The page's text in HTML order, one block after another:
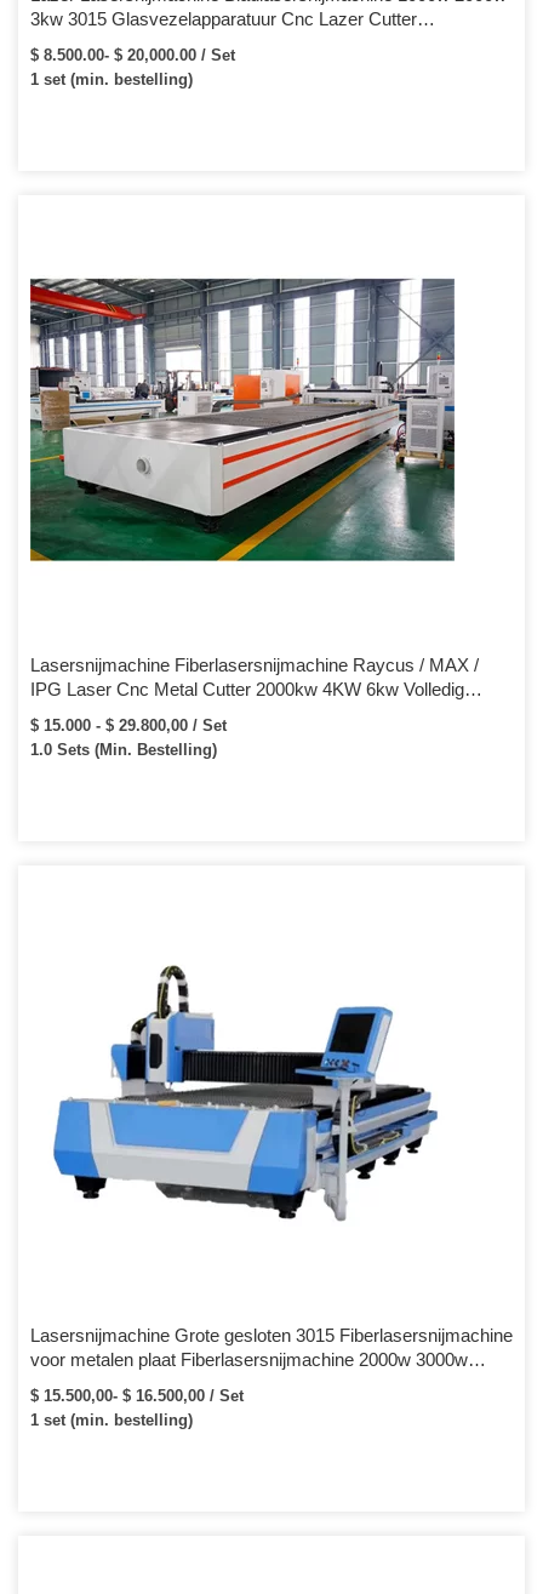
3kw 3015 Glasvezelapparatuur Cnc Lazer Cutter
Koolstofmetaalvezellasersnijmachine voor roestvrijstalen
plaat
$ 8.500.00- $ 20,000.00 / Set
1 set (min. bestelling)
Lasersnijmachine Fiberlasersnijmachine Raycus / MAX /
IPG Laser Cnc Metal Cutter 2000kw 4KW 6kw Volledig
ingesloten Fiber Lasersnijmachine
$ 15.000 - $ 29.800,00 / Set
1.0 Sets (Min. Bestelling)
Lasersnijmachine Grote gesloten 3015 Fiberlasersnijmachine
voor metalen plaat Fiberlasersnijmachine 2000w 3000w
4000w met Raytools-kop
$ 15.500,00- $ 16.500,00 / Set
1 set (min. bestelling)